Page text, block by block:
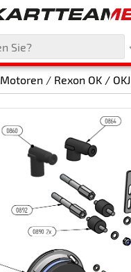
Motoren / Rexon OK / OKJ